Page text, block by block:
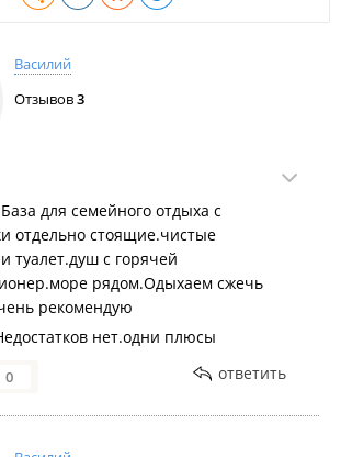
Василий
Отзывов3
База для семейного отдыха с
отдельно стоящие.чистые
туалет.душ с горячей
рядом.Одыхаем сжечь
рекомендую
нет.одни плюсы
0 ответить